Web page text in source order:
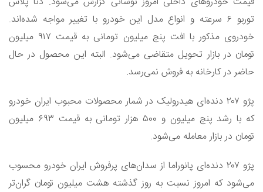
توربو ۶ سرعته و انواع مدل این خودرو با تغییر مواجه شده‌اند.
خودروی مذکور با افت پنج میلیون تومانی به قیمت ۹۱۷ میلیون
تومان در بازار تحویل متقاضی می‌شود. البته این محصول در حال
حاضر در کارخانه به فروش نمی‌رسد.
پژو ۲۰۷ دنده‌ای هیدرولیک در شمار محصولات محبوب ایران خودرو
که با رشد پنج میلیون و ۵۰۰ هزار تومانی به قیمت ۶۹۳ میلیون
تومان در بازار معامله می‌شود.
پژو ۲۰۷ دنده‌ای پانوراما از سدان‌های پرفروش ایران خودرو محسوب
می‌شود که امروز نسبت به روز گذشته هشت میلیون تومان گران‌تر